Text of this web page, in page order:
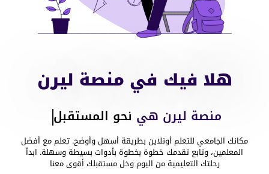
هلا فيك في منصة ليرن
منصة ليرن هي نحو المستقبل
مكانك الجامعي للتعلم أونلاين بطريقة أسهل وأوضح. تعلم مع أفضل
المعلمين، وتابع تقدمك خطوة بخطوة بأدوات بسيطة وسهلة. ابدأ
رحلتك التعليمية من اليوم وخل مستقبلك أقوى معنا